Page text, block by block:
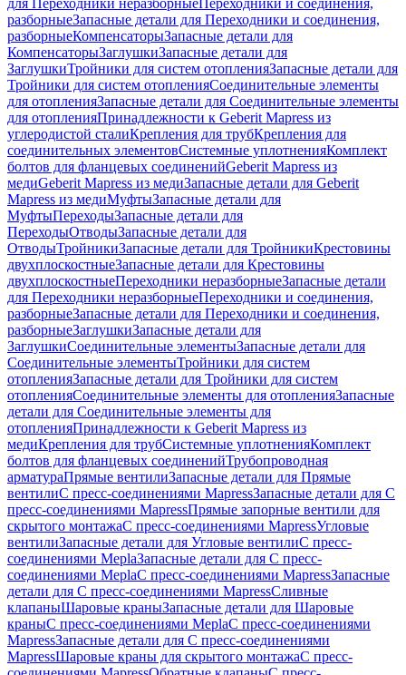
для Переходники неразборныеПереходники и соединения,
разборныеЗапасные детали для Переходники и соединения,
разборныеКомпенсаторыЗапасные детали для
КомпенсаторыЗаглушкиЗапасные детали для
ЗаглушкиТройники для систем отопленияЗапасные детали для
Тройники для систем отопленияСоединительные элементы
для отопленияЗапасные детали для Соединительные элементы
для отопленияПринадлежности к Geberit Mapress из
углеродистой сталиКрепления для трубКрепления для
соединительных элементовСистемные уплотненияКомплект
болтов для фланцевых соединенийGeberit Mapress из
медиGeberit Mapress из медиЗапасные детали для Geberit
Mapress из медиМуфтыЗапасные детали для
МуфтыПереходыЗапасные детали для
ПереходыОтводыЗапасные детали для
ОтводыТройникиЗапасные детали для ТройникиКрестовины
двухплоскостныеЗапасные детали для Крестовины
двухплоскостныеПереходники неразборныеЗапасные детали
для Переходники неразборныеПереходники и соединения,
разборныеЗапасные детали для Переходники и соединения,
разборныеЗаглушкиЗапасные детали для
ЗаглушкиСоединительные элементыЗапасные детали для
Соединительные элементыТройники для систем
отопленияЗапасные детали для Тройники для систем
отопленияСоединительные элементы для отопленияЗапасные
детали для Соединительные элементы для
отопленияПринадлежности к Geberit Mapress из
медиКрепления для трубСистемные уплотненияКомплект
болтов для фланцевых соединенийТрубопроводная
арматураПрямые вентилиЗапасные детали для Прямые
вентилиС пресс-соединениями MapressЗапасные детали для С
пресс-соединениями MapressПрямые запорные вентили для
скрытого монтажаС пресс-соединениями MapressУгловые
вентилиЗапасные детали для Угловые вентилиС пресс-
соединениями MeplaЗапасные детали для С пресс-
соединениями MeplaС пресс-соединениями MapressЗапасные
детали для С пресс-соединениями MapressСливные
клапаныШаровые краныЗапасные детали для Шаровые
краныС пресс-соединениями MeplaС пресс-соединениями
MapressЗапасные детали для С пресс-соединениями
MapressШаровые краны для скрытого монтажаС пресс-